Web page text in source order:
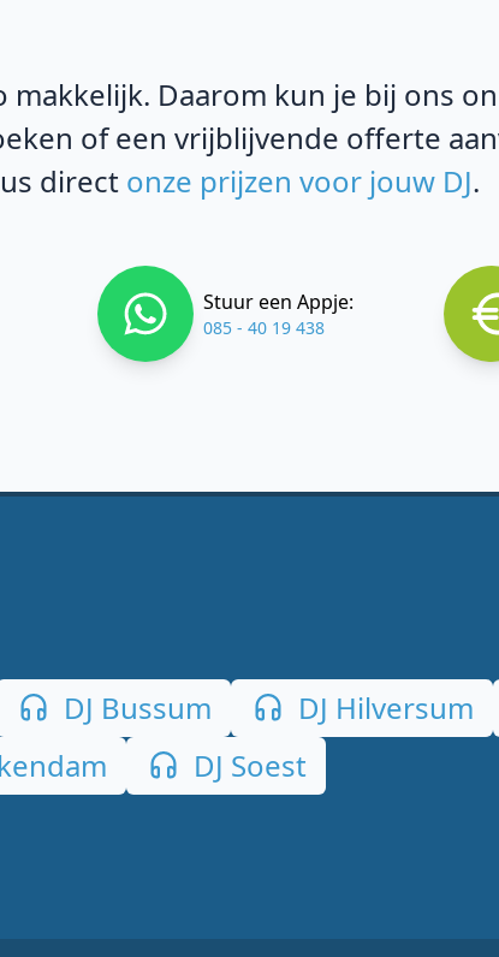
makkelijk. Daarom kun je bij ons
of een vrijblijvende offerte
direct onze prijzen voor jouw DJ.
Stuur een Appje:
085 - 40 19 438
DJ Bussum DJ Hilversum
DJ Soest